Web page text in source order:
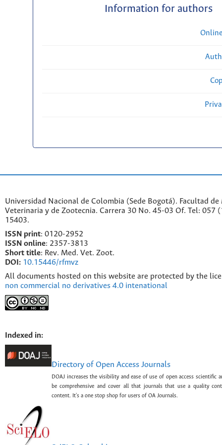
Information for authors
Universidad Nacional de Colombia (Sede Bogotá). Facultad de
Veterinaria y de Zootecnia. Carrera 30 No. 45-03 Of. Tel: 057
15403.
ISSN print: 0120-2952
SSN online: 2357-3813
Short title: Rev. Med. Vet. Zoot.
DOI: 10.15446/rfmvz
All documents hosted on this website are protected by the
non commercial no derivatives 4.0 intenational
Indexed in:
Directory of Open Access Journals
DOAJ increases the visibility and ease of use of open access scientific
be comprehensive and cover all that journals that use a quality
content. It's a one stop shop for users of OA Journals.